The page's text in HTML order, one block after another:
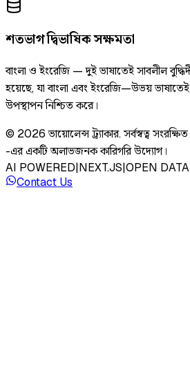
শতভাগ দ্বিভাষিক সক্ষমতা
বাংলা ও ইংরেজি — দুই ভাষাতেই সাবলীল
হয়েছে, যা বাংলা এবং ইংরেজি—উভয়
উপস্থাপন নিশ্চিত করে।
© 2026 ভায়োলেন্স ট্র্যাকার.সর্বস্বত্ব
-এর একটি অলাভজনক কারিগরি উদ্যোগ।
AI POWERED|NEXT.JS|OPEN DATA
Contact Us